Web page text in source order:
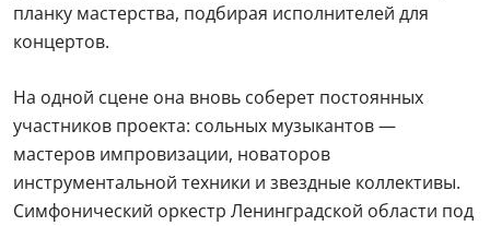
планку мастерства, подбирая исполнителей для
концертов.
На одной сцене она вновь соберет постоянных
участников проекта: сольных музыкантов —
мастеров импровизации, новаторов
инструментальной техники и звездные коллективы.
Симфонический оркестр Ленинградской области под